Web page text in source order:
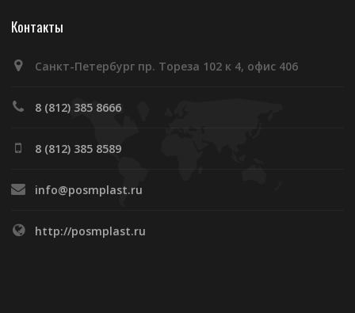
Контакты
Санкт-Петербург пр. Тореза 102 к 4, офис 406
8 (812) 385 8666
8 (812) 385 8589
info@posmplast.ru
http://posmplast.ru